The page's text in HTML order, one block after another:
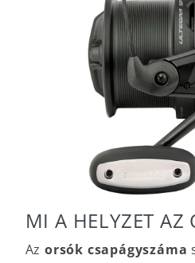
MI A HELYZET AZ
Az orsók csapágyszáma